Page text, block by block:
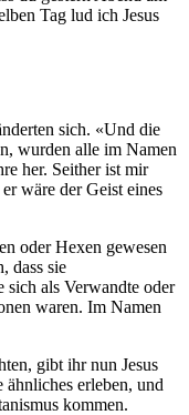
Tag lud ich Jesus
sich. «Und die
wurden alle im Namen
her. Seither ist mir
wäre der Geist eines
oder Hexen gewesen
dass sie
sich als Verwandte oder
waren. Im Namen
gibt ihr nun Jesus
erleben, und
kommen.